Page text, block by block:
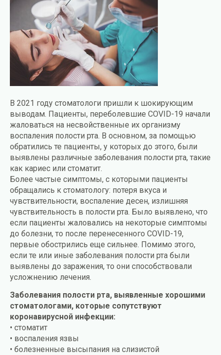
В 2021 году стоматологи пришли к шокирующим
выводам. Пациенты, переболевшие СOVID-19 начали
жаловаться на несвойственные их организму
воспаления полости рта. В основном, за помощью
обратились те пациенты, у которых до этого, были
выявлены различные заболевания полости рта, такие
как кариес или стоматит.
Более частые симптомы, с которыми пациенты
обращались к стоматологу: потеря вкуса и
чувствительности, воспаление десен, излишняя
чувствительность в полости рта. Было выявлено, что
если пациенты жаловались на некоторые симптомы
до болезни, то после перенесенного СOVID-19,
первые обострились еще сильнее. Помимо этого,
если те или иные заболевания полости рта были
выявлены до заражения, то они способствовали
усложнению лечения.
Заболевания полости рта, выявленные хорошими
стоматологами, которые сопутствуют
коронавирусной инфекции:
• стоматит
• воспаления язвы
• болезненные высыпания на слизистой